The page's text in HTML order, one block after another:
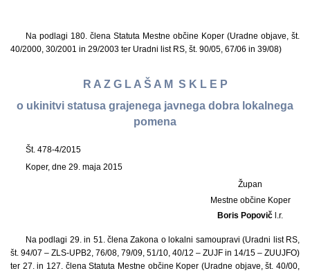
Na podlagi 180. člena Statuta Mestne občine Koper (Uradne objave, št.
40/2000, 30/2001 in 29/2003 ter Uradni list RS, št. 90/05, 67/06 in 39/08)
R A Z G L A Š A M S K L E P
o ukinitvi statusa grajenega javnega dobra lokalnega
pomena
Št. 478-4/2015
Koper, dne 29. maja 2015
Župan
Mestne občine Koper
Boris Popovič l.r.
Na podlagi 29. in 51. člena Zakona o lokalni samoupravi (Uradni list RS,
št. 94/07 – ZLS-UPB2, 76/08, 79/09, 51/10, 40/12 – ZUJF in 14/15 – ZUUJFO)
ter 27. in 127. člena Statuta Mestne občine Koper (Uradne objave, št. 40/00,